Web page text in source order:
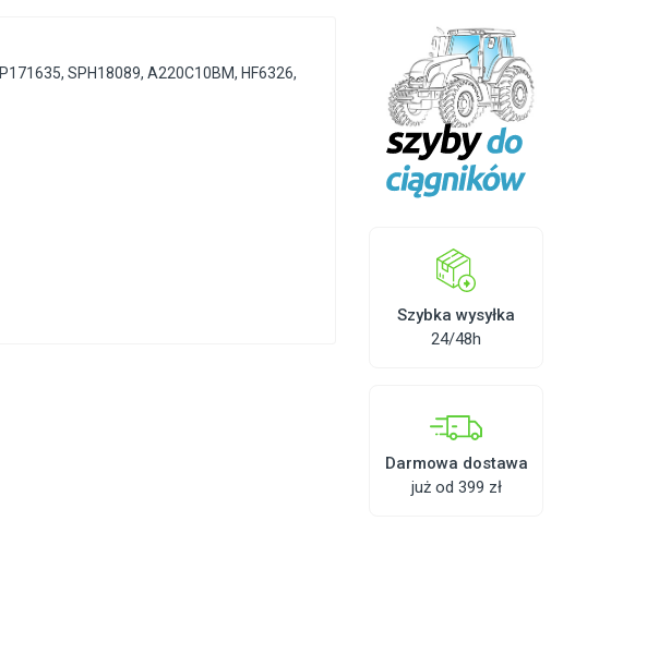
P171635,SPH18089,A220C10BM, HF6326,
Szybka wysyłka
24/48h
Darmowa dostawa
już od 399 zł